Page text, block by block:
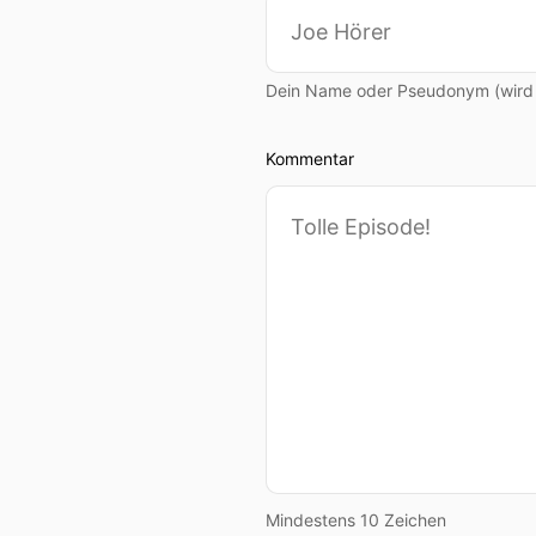
00:00:54: So bei mir und
00:00:57: Ja?
00:01:04: Und dieses
Dein Name oder Pseudonym
Kommentar
Mindestens 10 Zeichen